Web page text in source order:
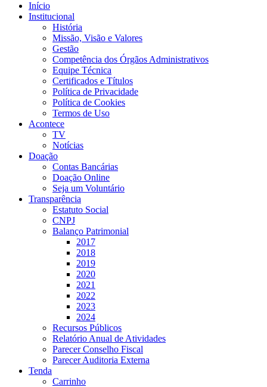
Início
Institucional
História
Missão, Visão e Valores
Gestão
Competência dos Órgãos Administrativos
Equipe Técnica
Certificados e Títulos
Política de Privacidade
Política de Cookies
Termos de Uso
Acontece
TV
Notícias
Doação
Contas Bancárias
Doação Online
Seja um Voluntário
Transparência
Estatuto Social
CNPJ
Balanço Patrimonial
2017
2018
2019
2020
2021
2022
2023
2024
Recursos Públicos
Relatório Anual de Atividades
Parecer Conselho Fiscal
Parecer Auditoria Externa
Tenda
Carrinho